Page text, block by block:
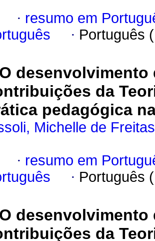
· resumo em
· Português
O
da
pedagógica
Michelle de Freitas
· resumo em
· Português
O
da